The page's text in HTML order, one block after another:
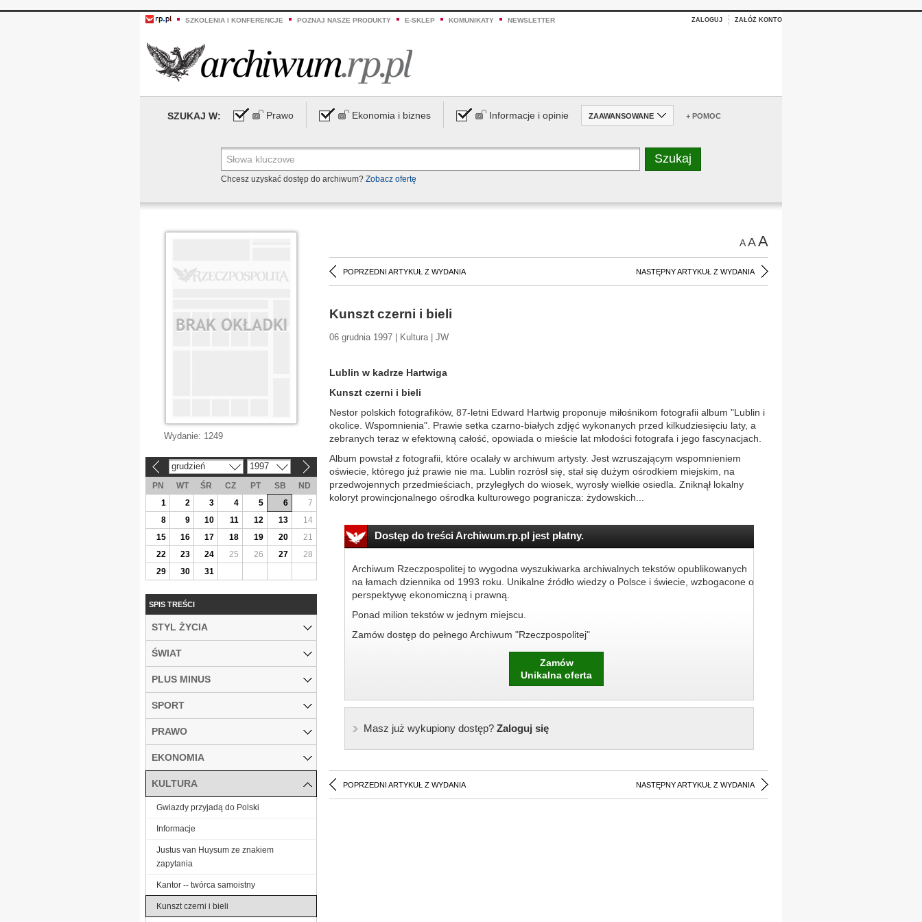
SZKOLENIA I KONFERENCJE POZNAJ NASZE PRODUKTY E-SKLEP KOMUNIKATY NEWSLETTER ZALOGUJ ZAŁÓŻ KONTO
SZUKAJ W: Prawo Ekonomia i biznes Informacje i opinie ZAAWANSOWANE + POMOC
Chcesz uzyskać dostęp do archiwum? Zobacz ofertę
AAA
POPRZEDNI ARTYKUŁ Z WYDANIA NASTĘPNY ARTYKUŁ Z WYDANIA
Kunszt czerni i bieli
06 grudnia 1997 | Kultura | JW
Lublin w kadrze Hartwiga
Kunszt czerni i bieli
Nestor polskich fotografików, 87-letni Edward Hartwig proponuje miłośnikom fotografii album "Lublin i
okolice. Wspomnienia". Prawie setka czarno-białych zdjęć wykonanych przed kilkudziesięciu laty, a
zebranych teraz w efektowną całość, opowiada o mieście lat młodości fotografa i jego fascynacjach.
Album powstał z fotografii, które ocalały w archiwum artysty. Jest wzruszającym wspomnieniem
oświecie, którego już prawie nie ma. Lublin rozrósł się, stał się dużym ośrodkiem miejskim, na
przedwojennych przedmieściach, przyległych do wiosek, wyrosły wielkie osiedla. Zniknął lokalny
koloryt prowincjonalnego ośrodka kulturowego pogranicza: żydowskich...
Dostęp do treści Archiwum.rp.pl jest płatny.
Archiwum Rzeczpospolitej to wygodna wyszukiwarka archiwalnych tekstów opublikowanych
na łamach dziennika od 1993 roku. Unikalne źródło wiedzy o Polsce i świecie, wzbogacone o
perspektywę ekonomiczną i prawną.
Ponad milion tekstów w jednym miejscu.
Zamów dostęp do pełnego Archiwum "Rzeczpospolitej"
Zamów
Unikalna oferta
Masz już wykupiony dostęp?Zaloguj się
POPRZEDNI ARTYKUŁ Z WYDANIA NASTĘPNY ARTYKUŁ Z WYDANIA
Wydanie: 1249
grudzień 1997
PN WT ŚR CZ PT SB
ND
1
2 3 4 5 6
7
8
9 10 11 12 13
14
15
16 17 18 19 20
21
22
23 24 25 26 27
28
29
30 31
SPIS TREŚCI
STYL ŻYCIA
ŚWIAT
PLUS MINUS
SPORT
PRAWO
EKONOMIA
KULTURA
Gwiazdy przyjadą do Polski
Informacje
Justus van Huysum ze znakiem
zapytania
Kantor -- twórca samoistny
Kunszt czerni i bieli